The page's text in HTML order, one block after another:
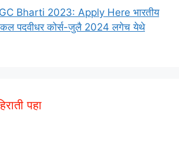
Bharti 2023: Apply Here भारतीय
पदवीधर कोर्स-जुलै 2024 लगेच येथे
पहा